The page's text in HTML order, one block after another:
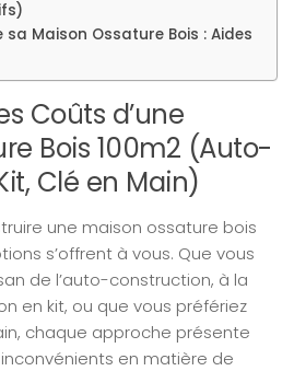
Maison Ossature Bois : Aides
Coûts d’une
Bois 100m2 (Auto-
Clé en Main)
une maison ossature bois
s’offrent à vous. Que vous
de l’auto-construction, à la
en kit, ou que vous préfériez
chaque approche présente
en matière de